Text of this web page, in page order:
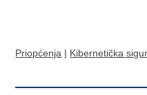
Priopćenja | Kibernetička